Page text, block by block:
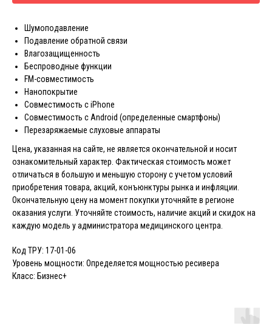
Шумоподавление
Подавление обратной связи
Влагозащищенность
Беспроводные функции
FM-совместимость
Нанопокрытие
Совместимость с iPhone
Совместимость с Android (определенные смартфоны)
Перезаряжаемые слуховые аппараты
Цена, указанная на сайте, не является окончательной и носит
ознакомительный характер. Фактическая стоимость может
отличаться в большую и меньшую сторону с учетом условий
приобретения товара, акций, конъюнктуры рынка и инфляции.
Окончательную цену на момент покупки уточняйте в регионе
оказания услуги. Уточняйте стоимость, наличие акций и скидок на
каждую модель у администратора медицинского центра.
Код ТРУ: 17-01-06
Уровень мощности: Определяется мощностью ресивера
Класс: Бизнес+